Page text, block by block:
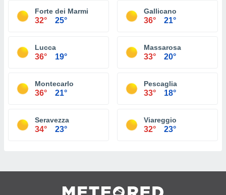
Forte dei Marmi
32° 25°
Gallicano
36° 21°
Lucca
36° 19°
Massarosa
33° 20°
Montecarlo
36° 21°
Pescaglia
33° 18°
Seravezza
34° 23°
Viareggio
32° 23°